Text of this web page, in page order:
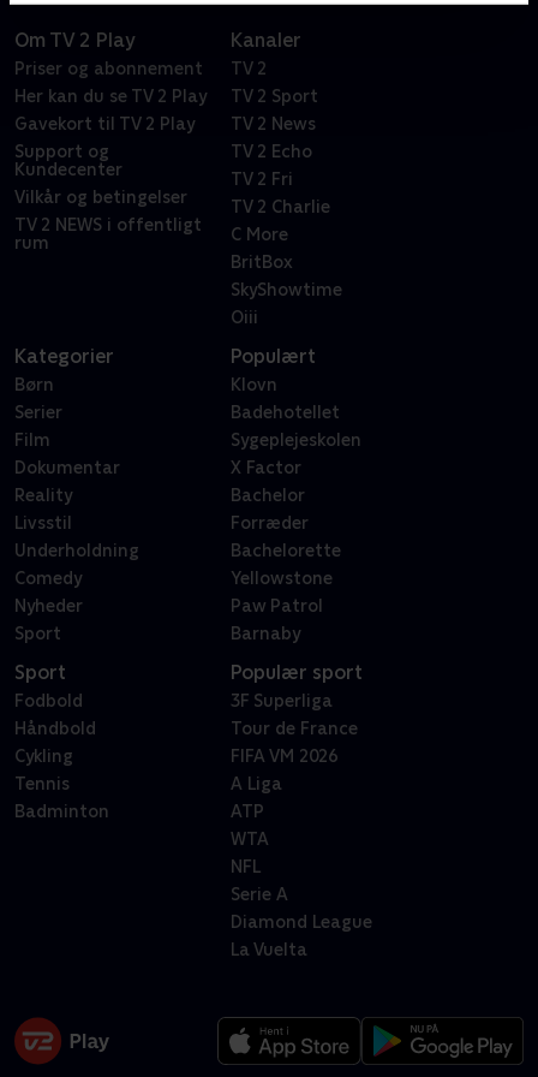
Om TV 2 Play
Priser og abonnement
Her kan du se TV 2 Play
Gavekort til TV 2 Play
Support og
Kundecenter
Vilkår og betingelser
TV 2 NEWS i offentligt
rum
Kanaler
TV 2
TV 2 Sport
TV 2 News
TV 2 Echo
TV 2 Fri
TV 2 Charlie
C More
BritBox
SkyShowtime
Oiii
Kategorier
Børn
Serier
Film
Dokumentar
Reality
Livsstil
Underholdning
Comedy
Nyheder
Sport
Populært
Klovn
Badehotellet
Sygeplejeskolen
X Factor
Bachelor
Forræder
Bachelorette
Yellowstone
Paw Patrol
Barnaby
Sport
Fodbold
Håndbold
Cykling
Tennis
Badminton
Populær sport
3F Superliga
Tour de France
FIFA VM 2026
A Liga
ATP
WTA
NFL
Serie A
Diamond League
La Vuelta